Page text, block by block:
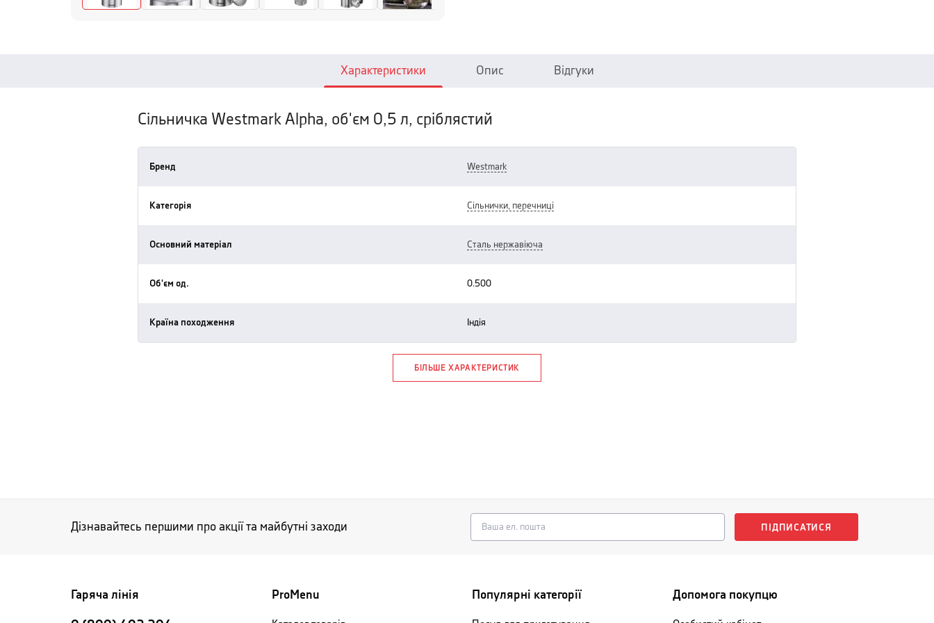
Характеристики Опис Відгуки
Сільничка Westmark Alpha, об'єм 0,5 л, сріблястий
Бренд westmark
Категорія сільнички, перечниці
Основний матеріал сталь нержавіюча
Об'єм од. 0.500
Країна походження індія
БІЛЬШЕ ХАРАКТЕРИСТИК
Дізнавайтесь першими про акції та майбутні заходи ПІДПИСАТИСЯ
Гаряча лінія ProMenu Популярні категорії Допомога покупцю